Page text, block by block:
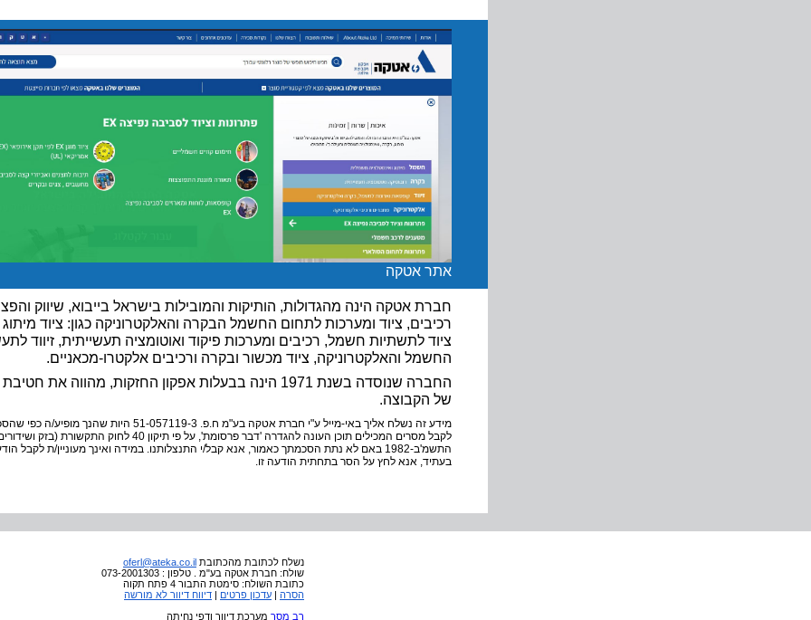
אתר אטקה
חברת אטקה הינה מהגדולות, הותיקות והמובילות בישראל בייבוא, שיווק
רכיבים, ציוד ומערכות לתחום החשמל הבקרה והאלקטרוניקה כגון: ציוד
ציוד לתשתיות חשמל, רכיבים ומערכות פיקוד ואוטומציה תעשייתית, זיווד
החשמל והאלקטרוניקה, ציוד מכשור ובקרה ורכיבים אלקטרו-מכאניים.
החברה שנוסדה בשנת 1971 הינה בבעלות אפקון החזקות, מהווה את
של הקבוצה.
מידע זה נשלח אליך באי-מייל ע"י חברת אטקה בע"מ ח.פ. 51-057119-3 היות שהנך
לקבל מסרים המכילים תוכן העונה להגדרה 'דבר פרסומת', על פי תיקון 40 לחוק התקשורת (בזק
התשמ'ב-1982 באם לא נתת הסכמתך כאמור, אנא קבל/י התנצלותנו. במידה ואינך מעוניין/ת לקבל
בעתיד, אנא לחץ על הסר בתחתית הודעה זו.
נשלח לכתובת מהכתובת oferl@ateka.co.il
שולח: חברת אטקה בע"מ . טלפון : 073-2001303
כתובת השולח: סימטת התבור 4 פתח תקוה
הסרה | עדכון פרטים | דיווח דיוור לא מורשה
רב מסר מערכת דיוור ודפי נחיתה